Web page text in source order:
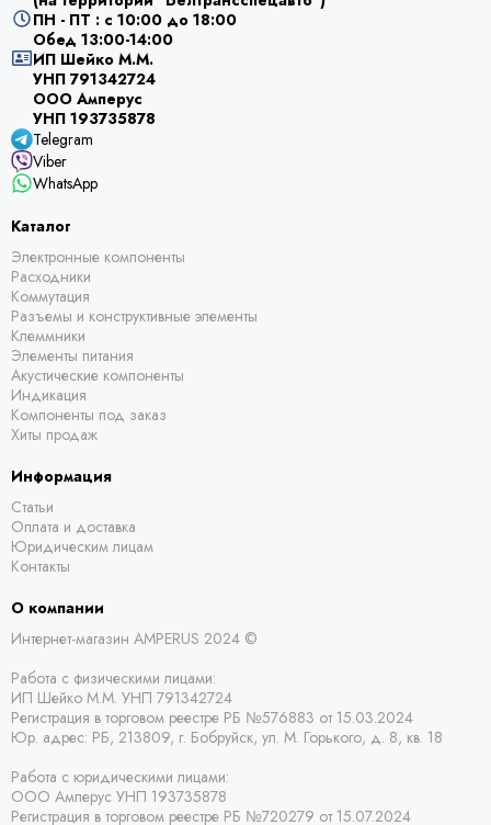
ПН - ПТ : с 10:00 до 18:00
Обед 13:00-14:00
ИП Шейко М.М.
УНП 791342724
ООО Амперус
УНП 193735878
Telegram
Viber
WhatsApp
Каталог
Электронные компоненты
Расходники
Коммутация
Разъемы и конструктивные элементы
Клеммники
Элементы питания
Акустические компоненты
Индикация
Компоненты под заказ
Хиты продаж
Информация
Статьи
Оплата и доставка
Юридическим лицам
Контакты
О компании
Интернет-магазин AMPERUS 2024 ©
Работа с физическими лицами:
ИП Шейко М.М. УНП 791342724
Регистрация в торговом реестре РБ №576883 от 15.03.2024
Юр. адрес: РБ, 213809, г. Бобруйск, ул. М. Горького, д. 8, кв. 18
Работа с юридическими лицами:
ООО Амперус УНП 193735878
Регистрация в торговом реестре РБ №720279 от 15.07.2024